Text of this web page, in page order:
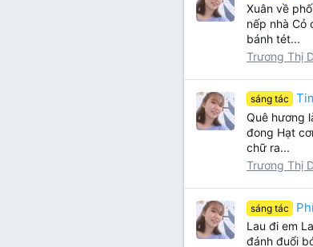
Xuân về
nếp nhà Cỏ
bánh tét...
Trương Thị
sáng tác
Quê hương
đong Hạt
chữ ra...
Trương Thị
sáng tác
Lau đi em
đánh đuổi